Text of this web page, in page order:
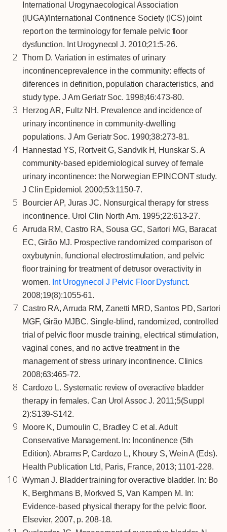
International Urogynaecological Association
(IUGA)/International Continence Society (ICS) joint
report on the terminology for female pelvic floor
dysfunction. Int Urogynecol J. 2010;21:5-26.
Thom D. Variation in estimates of urinary
incontinenceprevalence in the community: effects of
diferences in definition, population characteristics, and
study type. J Am Geriatr Soc. 1998;46:473-80.
Herzog AR, Fultz NH. Prevalence and incidence of
urinary incontinence in community-dwelling
populations. J Am Geriatr Soc. 1990;38:273-81.
Hannestad YS, Rortveit G, Sandvik H, Hunskar S. A
community-based epidemiological survey of female
urinary incontinence: the Norwegian EPINCONT study.
J Clin Epidemiol. 2000;53:1150-7.
Bourcier AP, Juras JC. Nonsurgical therapy for stress
incontinence. Urol Clin North Am. 1995;22:613-27.
Arruda RM, Castro RA, Sousa GC, Sartori MG, Baracat
EC, Girão MJ. Prospective randomized comparison of
oxybutynin, functional electrostimulation, and pelvic
floor training for treatment of detrusor overactivity in
women. Int Urogynecol J Pelvic Floor Dysfunct.
2008;19(8):1055-61.
Castro RA, Arruda RM, Zanetti MRD, Santos PD, Sartori
MGF, Girão MJBC. Single-blind, randomized, controlled
trial of pelvic floor muscle training, electrical stimulation,
vaginal cones, and no active treatment in the
management of stress urinary incontinence. Clinics
2008;63:465-72.
Cardozo L. Systematic review of overactive bladder
therapy in females. Can Urol Assoc J. 2011;5(Suppl
2):S139-S142.
Moore K, Dumoulin C, Bradley C et al. Adult
Conservative Management. In: Incontinence (5th
Edition). Abrams P, Cardozo L, Khoury S, Wein A (Eds).
Health Publication Ltd, Paris, France, 2013; 1101-228.
Wyman J. Bladder training for overactive bladder. In: Bo
K, Berghmans B, Morkved S, Van Kampen M. In:
Evidence-based physical therapy for the pelvic floor.
Elsevier, 2007, p. 208-18.